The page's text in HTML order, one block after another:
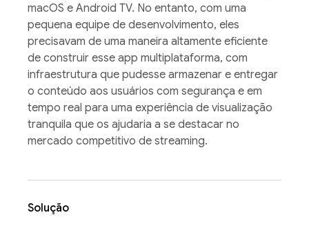
macOS e Android TV. No entanto, com uma
pequena equipe de desenvolvimento, eles
precisavam de uma maneira altamente eficiente
de construir esse app multiplataforma, com
infraestrutura que pudesse armazenar e entregar
o conteúdo aos usuários com segurança e em
tempo real para uma experiência de visualização
tranquila que os ajudaria a se destacar no
mercado competitivo de streaming.
Solução